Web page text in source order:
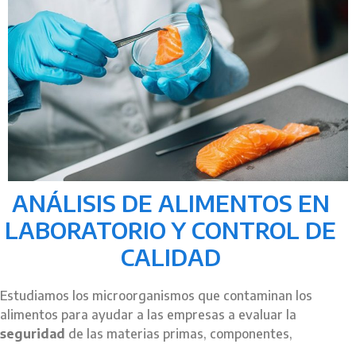
ANÁLISIS DE ALIMENTOS EN
LABORATORIO Y CONTROL DE
CALIDAD
Estudiamos los microorganismos que contaminan los
alimentos para ayudar a las empresas a evaluar la
seguridad de las materias primas, componentes,